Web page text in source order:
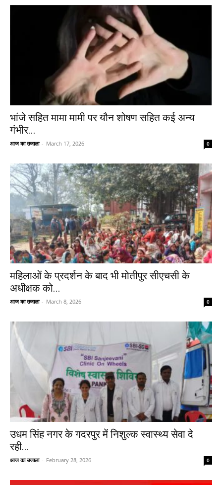
भांजे सहित मामा मामी पर यौन शोषण सहित कई अन्य
गंभीर...
आज का उजाला - March 17, 2026 0
महिलाओं के प्रदर्शन के बाद भी मोतीपुर सीएचसी के
अधीक्षक को...
आज का उजाला - March 8, 2026 0
उधम सिंह नगर के गदरपुर में निशुल्क स्वास्थ्य सेवा दे
रही...
आज का उजाला - February 28, 2026 0